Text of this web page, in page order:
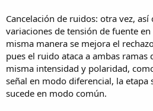
Cancelación de ruidos: otra vez,
variaciones de tensión de fuente
misma manera se mejora el
pues el ruido ataca a ambas
misma intensidad y polaridad,
señal en modo diferencial, la etapa
sucede en modo común.